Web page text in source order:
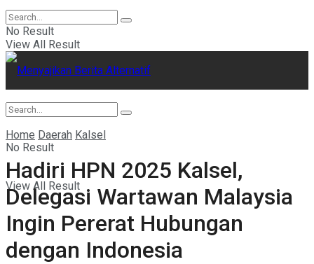
No Result
View All Result
No Result
View All Result
Home Daerah Kalsel
Hadiri HPN 2025 Kalsel,
Delegasi Wartawan Malaysia
Ingin Pererat Hubungan
dengan Indonesia